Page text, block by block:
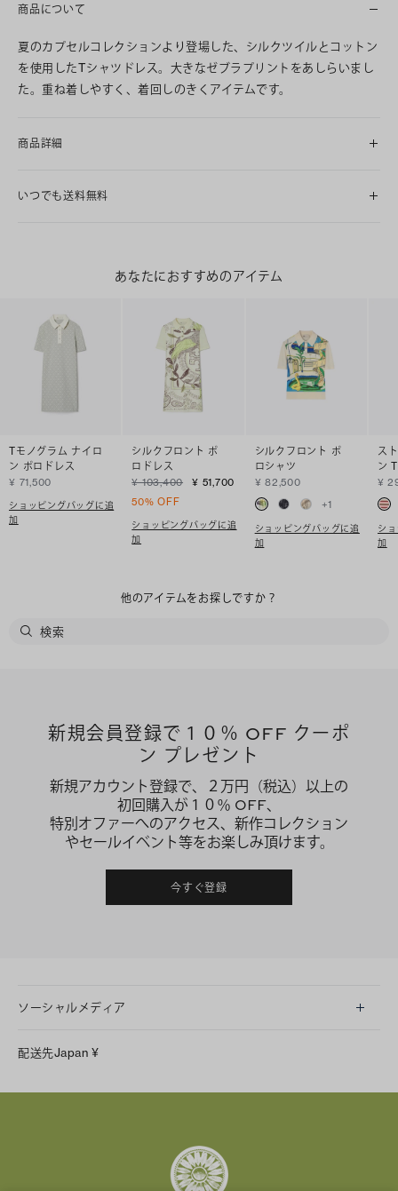
商品について
夏のカプセルコレクションより登場した、シルクツイルとコットン
を使用したTシャツドレス。大きなゼブラプリントをあしらいまし
た。重ね着しやすく、着回しのきくアイテムです。
商品詳細
いつでも送料無料
あなたにおすすめのアイテム
Tモノグラム ナイロ
ン ポロドレス
¥ 71,500
ショッピングバッグに追
加
シルクフロント ポ
ロドレス
¥ 103,400
¥ 51,700
50% OFF
ショッピングバッグに追
加
シルクフロント ポ
ロシャツ
¥ 82,500
+1
ショッピングバッグに追
加
ス
ン
¥
シ
加
他のアイテムをお探しですか？
新規会員登録で１０％ OFF クーポ
ン プレゼント
新規アカウント登録で、２万円（税込）以上の
初回購入が１０％ OFF、
特別オファーへのアクセス、新作コレクション
やセールイベント等をお楽しみ頂けます。
今すぐ登録
ソーシャルメディア
Facebook
配送先Japan ¥